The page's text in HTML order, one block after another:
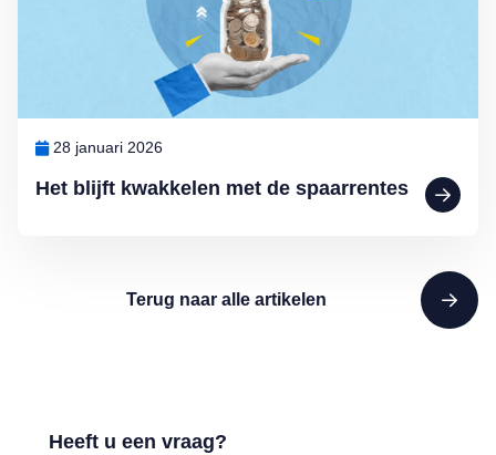
Het blijft kwakkelen met de spaarrentes
28 januari 2026
Terug naar alle artikelen
Heeft u een vraag?